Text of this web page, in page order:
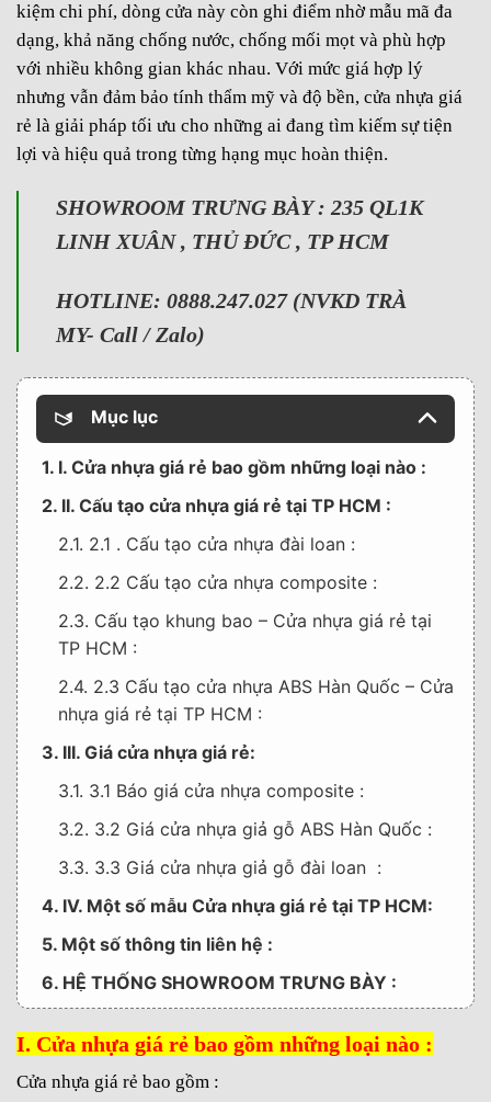
kiệm chi phí, dòng cửa này còn ghi điểm nhờ mẫu mã đa
dạng, khả năng chống nước, chống mối mọt và phù hợp
với nhiều không gian khác nhau. Với mức giá hợp lý
nhưng vẫn đảm bảo tính thẩm mỹ và độ bền, cửa nhựa giá
rẻ là giải pháp tối ưu cho những ai đang tìm kiếm sự tiện
lợi và hiệu quả trong từng hạng mục hoàn thiện.
SHOWROOM TRƯNG BÀY : 235 QL1K
LINH XUÂN , THỦ ĐỨC , TP HCM
HOTLINE: 0888.247.027 (NVKD TRÀ
MY- Call / Zalo)
Mục lục
1. I. Cửa nhựa giá rẻ bao gồm những loại nào :
2. II. Cấu tạo cửa nhựa giá rẻ tại TP HCM :
2.1. 2.1 . Cấu tạo cửa nhựa đài loan :
2.2. 2.2 Cấu tạo cửa nhựa composite :
2.3. Cấu tạo khung bao – Cửa nhựa giá rẻ tại
TP HCM :
2.4. 2.3 Cấu tạo cửa nhựa ABS Hàn Quốc – Cửa
nhựa giá rẻ tại TP HCM :
3. III. Giá cửa nhựa giá rẻ:
3.1. 3.1 Báo giá cửa nhựa composite :
3.2. 3.2 Giá cửa nhựa giả gỗ ABS Hàn Quốc :
3.3. 3.3 Giá cửa nhựa giả gỗ đài loan :
4. IV. Một số mẫu Cửa nhựa giá rẻ tại TP HCM:
5. Một số thông tin liên hệ :
6. HỆ THỐNG SHOWROOM TRƯNG BÀY :
I. Cửa nhựa giá rẻ bao gồm những loại nào :
Cửa nhựa giá rẻ bao gồm :